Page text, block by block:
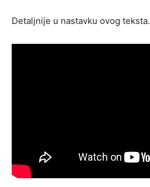
Detaljnije u nastavku ovog teksta.